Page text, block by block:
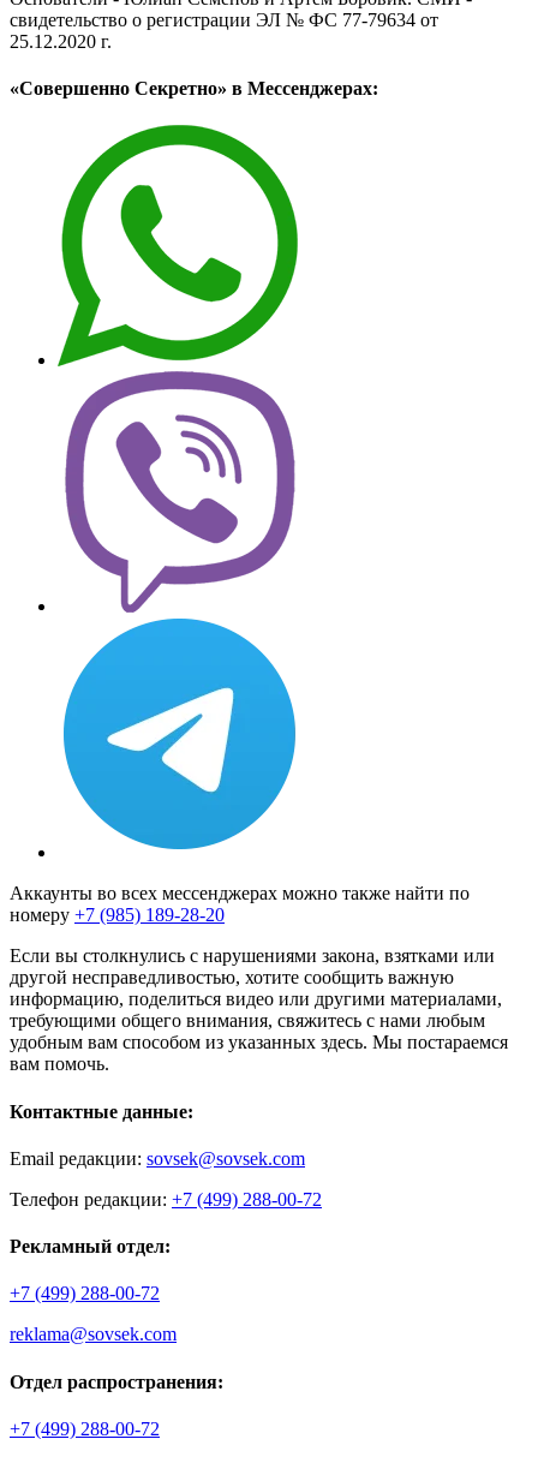
свидетельство о регистрации ЭЛ № ФС 77-79634 от
25.12.2020 г.
«Совершенно Секретно» в Мессенджерах:
Аккаунты во всех мессенджерах можно также найти по
номеру +7 (985) 189-28-20
Если вы столкнулись с нарушениями закона, взятками или
другой несправедливостью, хотите сообщить важную
информацию, поделиться видео или другими материалами,
требующими общего внимания, свяжитесь с нами любым
удобным вам способом из указанных здесь. Мы постараемся
вам помочь.
Контактные данные:
Email редакции: sovsek@sovsek.com
Телефон редакции: +7 (499) 288-00-72
Рекламный отдел:
+7 (499) 288-00-72
reklama@sovsek.com
Отдел распространения:
+7 (499) 288-00-72